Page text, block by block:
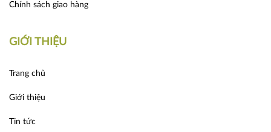
Chính sách giao hàng
GIỚI THIỆU
Trang chủ
Giới thiệu
Tin tức